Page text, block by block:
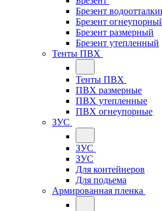
Брезент
Брезент
Брезент размерный
Брезент утепленный
Тенты ПВХ
Тенты ПВХ
ПВХ размерные
ПВХ утепленные
ПВХ огнеупорные
ЗУС
ЗУС
ЗУС
Для контейнеров
Для подьема
Армированная пленка